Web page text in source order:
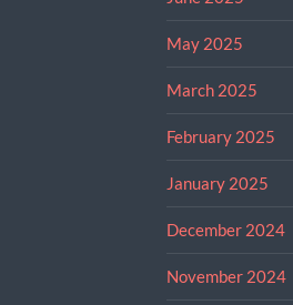
May 2025
March 2025
February 2025
January 2025
December 2024
November 2024